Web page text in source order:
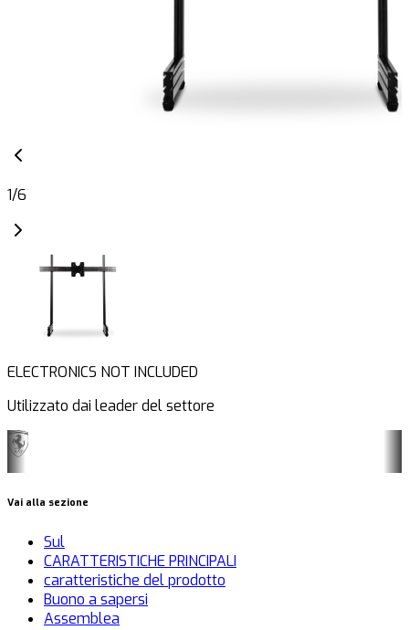
1/6
ELECTRONICS NOT INCLUDED
Utilizzato dai leader del settore
Vai alla sezione
Sul
CARATTERISTICHE PRINCIPALI
caratteristiche del prodotto
Buono a sapersi
Assemblea